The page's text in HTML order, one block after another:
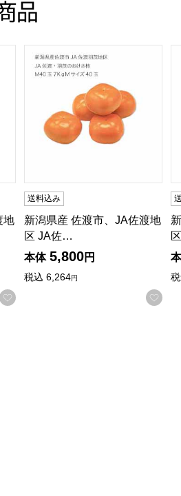
品
】【KN】
け期間:10月15日〜11月20日】【
柿(7kgLサイズ36玉)【お届け期
区 JA佐渡のおけさ柿(3.5kg2Lサ
地
お気に入りに登録する
新潟県産 佐渡市、JA佐渡地
送料込み
新潟県産 佐渡市、JA佐渡地
区 JA佐…
本体 5,800円
税込 6,264円
お